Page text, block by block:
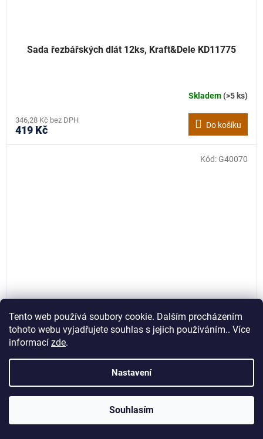
Tento web používá soubory cookie. Dalším procházením
tohoto webu vyjadřujete souhlas s jejich používáním.. Více
informací zde.
Nastavení
Souhlasím
Sada řezbářských dlát 12ks, Kraft&Dele KD11775
Skladem(>5 ks)
346,28 Kč bez DPH
419 Kč Do košíku
Dláta na dřevo, sada 4ks, 6-24mm, Geko G40070
Skladem(>5 ks)
Kód: G40070